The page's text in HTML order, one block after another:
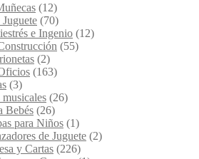
(12)
(70)
e Ingenio (12)
(55)
(2)
(163)
(3)
(26)
Bebés (26)
para Niños (1)
de Juguete (2)
y Cartas (226)